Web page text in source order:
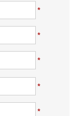
*
*
*
*
*